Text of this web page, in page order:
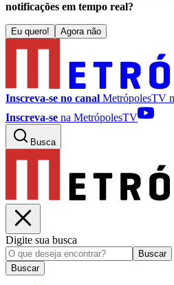
notificações em tempo real?
Eu quero! Agora não
Inscreva-se no canal MetrópolesTV
Inscreva-se na MetrópolesTV
Busca
Digite sua busca
Buscar
Buscar